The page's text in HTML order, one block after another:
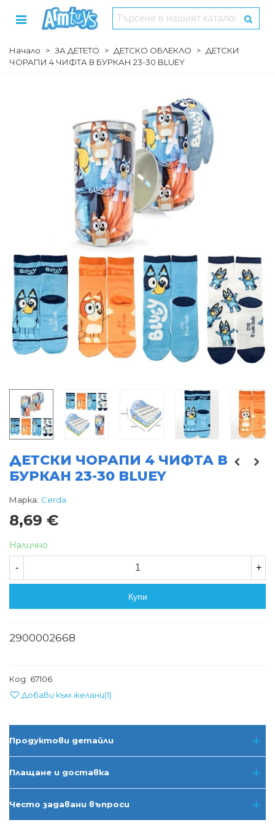
Начало > ЗА ДЕТЕТО > ДЕТСКО ОБЛЕКЛО > ДЕТСКИ
ЧОРАПИ 4 ЧИФТА В БУРКАН 23-30 BLUEY
ДЕТСКИ ЧОРАПИ 4 ЧИФТА В
БУРКАН 23-30 BLUEY
Марка: Cerda
8,69 €
Налично
- +
Купи
2900002668
Код: 67106
Добави към желани(1)
Продуктови детайли
Плащане и доставка
Често задавани въпроси